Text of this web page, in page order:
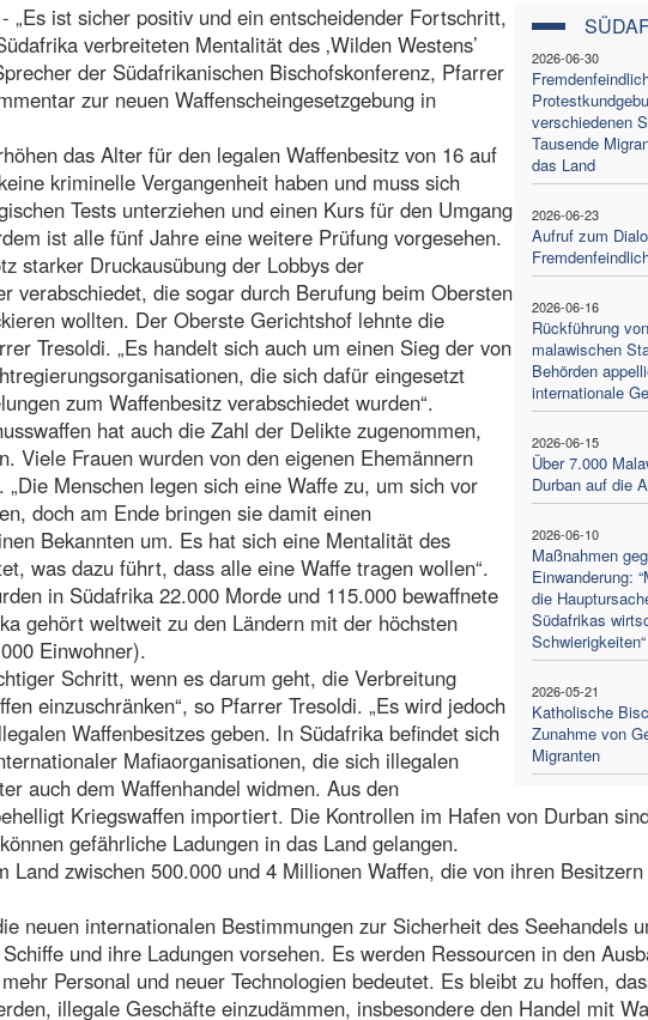
2026-06-30
verschiedenen
Tausende
das Land
2026-06-23
Aufruf zum
2026-06-16
Rückführung
malawischen
Behörden
internationale
2026-06-15
Über 7.000
Durban auf die
2026-06-10
Maßnahmen
Einwanderung:
die
Südafrikas
Schwierigkeiten“
2026-05-21
Katholische
Zunahme von
Migranten
„Es ist sicher positiv und ein entscheidender Fortschritt,
verbreiteten Mentalität des ‚Wilden Westens’
der Südafrikanischen Bischofskonferenz, Pfarrer
zur neuen Waffenscheingesetzgebung in
das Alter für den legalen Waffenbesitz von 16 auf
kriminelle Vergangenheit haben und muss sich
Tests unterziehen und einen Kurs für den Umgang
ist alle fünf Jahre eine weitere Prüfung vorgesehen.
starker Druckausübung der Lobbys der
verabschiedet, die sogar durch Berufung beim Obersten
wollten. Der Oberste Gerichtshof lehnte die
Tresoldi. „Es handelt sich auch um einen Sieg der von
die sich dafür eingesetzt
zum Waffenbesitz verabschiedet wurden“.
hat auch die Zahl der Delikte zugenommen,
Viele Frauen wurden von den eigenen Ehemännern
„Die Menschen legen sich eine Waffe zu, um sich vor
doch am Ende bringen sie damit einen
Bekannten um. Es hat sich eine Mentalität des
was dazu führt, dass alle eine Waffe tragen wollen“.
in Südafrika 22.000 Morde und 115.000 bewaffnete
gehört weltweit zu den Ländern mit der höchsten
Einwohner).
Schritt, wenn es darum geht, die Verbreitung
einzuschränken“, so Pfarrer Tresoldi. „Es wird jedoch
Waffenbesitzes geben. In Südafrika befindet sich
Mafiaorganisationen, die sich illegalen
auch dem Waffenhandel widmen. Aus den
Kriegswaffen importiert. Die Kontrollen im Hafen von Durban
gefährliche Ladungen in das Land gelangen.
Land zwischen 500.000 und 4 Millionen Waffen, die von ihren
neuen internationalen Bestimmungen zur Sicherheit des Seehandels
und ihre Ladungen vorsehen. Es werden Ressourcen in den
Personal und neuer Technologien bedeutet. Es bleibt zu hoffen,
illegale Geschäfte einzudämmen, insbesondere den Handel mit